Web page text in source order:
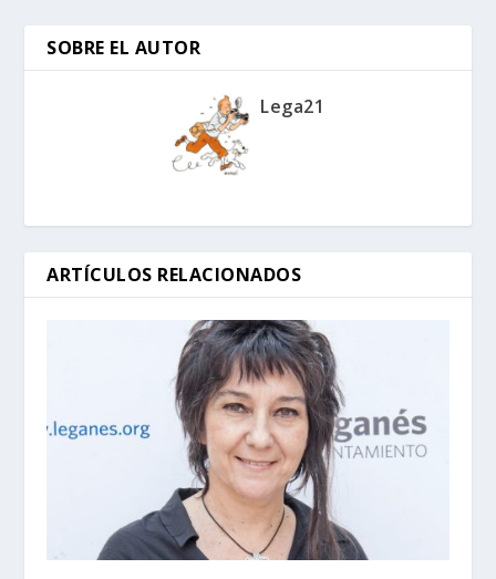
SOBRE EL AUTOR
Lega21
ARTÍCULOS RELACIONADOS